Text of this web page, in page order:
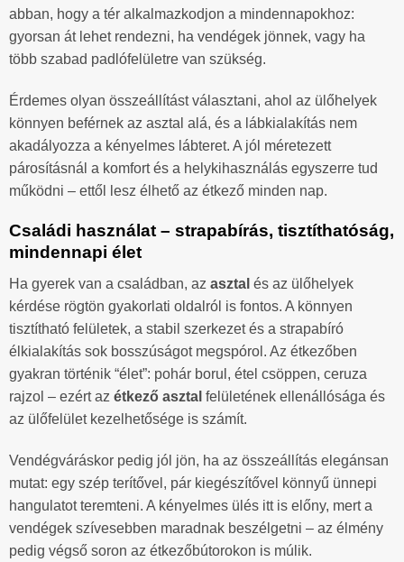
abban, hogy a tér alkalmazkodjon a mindennapokhoz:
gyorsan át lehet rendezni, ha vendégek jönnek, vagy ha
több szabad padlófelületre van szükség.
Érdemes olyan összeállítást választani, ahol az ülőhelyek
könnyen beférnek az asztal alá, és a lábkialakítás nem
akadályozza a kényelmes lábteret. A jól méretezett
párosításnál a komfort és a helykihasználás egyszerre tud
működni – ettől lesz élhető az étkező minden nap.
Családi használat – strapabírás, tisztíthatóság,
mindennapi élet
Ha gyerek van a családban, az asztal és az ülőhelyek
kérdése rögtön gyakorlati oldalról is fontos. A könnyen
tisztítható felületek, a stabil szerkezet és a strapabíró
élkialakítás sok bosszúságot megspórol. Az étkezőben
gyakran történik “élet”: pohár borul, étel csöppen, ceruza
rajzol – ezért az étkező asztal felületének ellenállósága és
az ülőfelület kezelhetősége is számít.
Vendégváráskor pedig jól jön, ha az összeállítás elegánsan
mutat: egy szép terítővel, pár kiegészítővel könnyű ünnepi
hangulatot teremteni. A kényelmes ülés itt is előny, mert a
vendégek szívesebben maradnak beszélgetni – az élmény
pedig végső soron az étkezőbútorokon is múlik.